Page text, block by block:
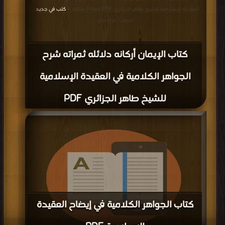
كتاب الإيمان أركانه دلائله ثمراته شرح
الجواهر الكلامية في العقيدة الإسلامية
للشيخ طاهر الجزائري PDF
العقيدة الإسلامية للشيخ طاهر الجزائري PDF مجانا | مكتبة >
كتب في جديد
التحميل : مرة/مرات
كتاب الجواهر الكلامية في إيضاح العقيدة